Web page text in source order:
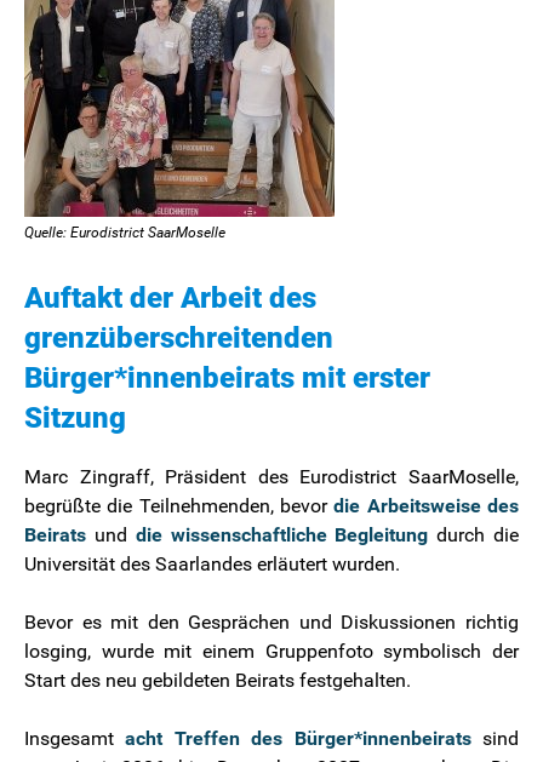
Quelle: Eurodistrict SaarMoselle
Auftakt der Arbeit des
grenzüberschreitenden
Bürger*innenbeirats mit erster
Sitzung
Marc Zingraff, Präsident des Eurodistrict SaarMoselle,
begrüßte die Teilnehmenden, bevordie Arbeitsweise des
Beirats und die wissenschaftliche Begleitung durch die
Universität des Saarlandes erläutert wurden.
Bevor es mit den Gesprächen und Diskussionen richtig
losging, wurde mit einem Gruppenfoto symbolisch der
Start des neu gebildeten Beirats festgehalten.
Insgesamtacht Treffen des Bürger*innenbeiratssind